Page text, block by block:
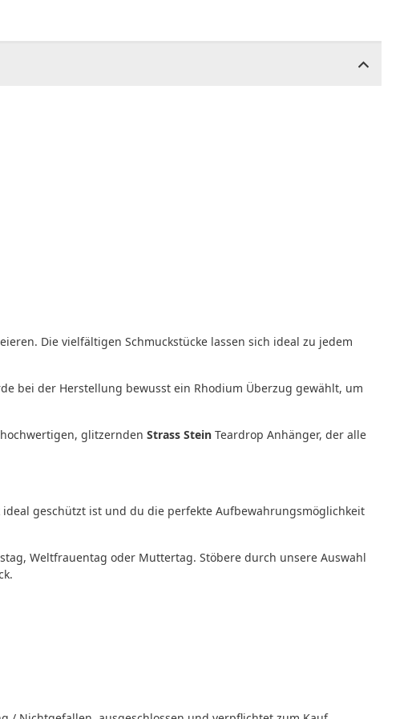
Die vielfältigen Schmuckstücke lassen sich ideal zu jedem
bei der Herstellung bewusst ein Rhodium Überzug gewählt, um
glitzernden Strass Stein Teardrop Anhänger, der alle
geschützt ist und du die perfekte Aufbewahrungsmöglichkeit
Weltfrauentag oder Muttertag. Stöbere durch unsere Auswahl